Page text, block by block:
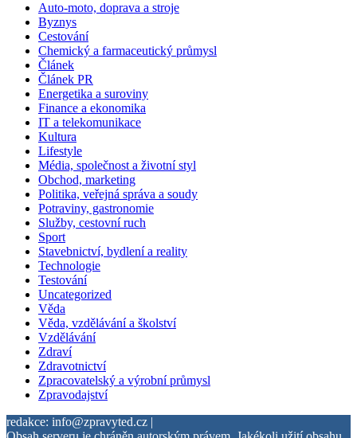
Auto-moto, doprava a stroje
Byznys
Cestování
Chemický a farmaceutický průmysl
Článek
Článek PR
Energetika a suroviny
Finance a ekonomika
IT a telekomunikace
Kultura
Lifestyle
Média, společnost a životní styl
Obchod, marketing
Politika, veřejná správa a soudy
Potraviny, gastronomie
Služby, cestovní ruch
Sport
Stavebnictví, bydlení a reality
Technologie
Testování
Uncategorized
Věda
Věda, vzdělávání a školství
Vzdělávání
Zdraví
Zdravotnictví
Zpracovatelský a výrobní průmysl
Zpravodajství
redakce: info@zpravyted.cz |